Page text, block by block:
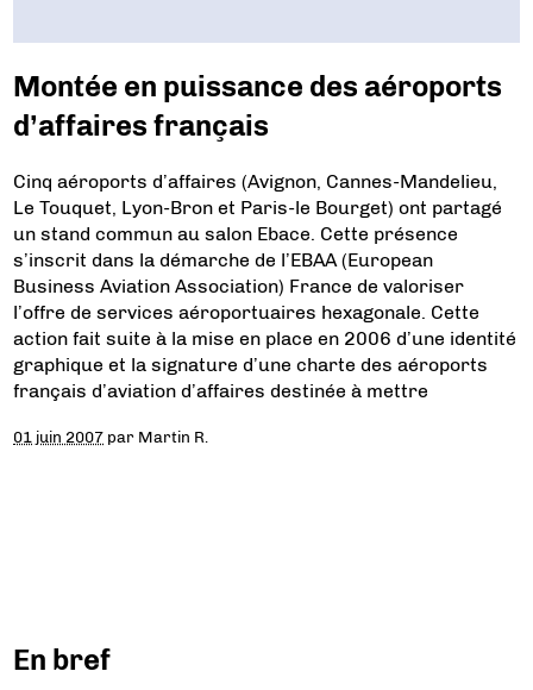
Montée en puissance des aéroports
d’affaires français
Cinq aéroports d’affaires (Avignon, Cannes-Mandelieu,
Le Touquet, Lyon-Bron et Paris-le Bourget) ont partagé
un stand commun au salon Ebace. Cette présence
s’inscrit dans la démarche de l’EBAA (European
Business Aviation Association) France de valoriser
l’offre de services aéroportuaires hexagonale. Cette
action fait suite à la mise en place en 2006 d’une identité
graphique et la signature d’une charte des aéroports
français d’aviation d’affaires destinée à mettre
01 juin 2007 par Martin R.
En bref